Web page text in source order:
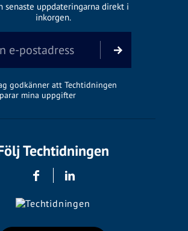
senaste uppdateringarna direkt i
inkorgen.
godkänner att Techtidningen
mina uppgifter
Techtidningen